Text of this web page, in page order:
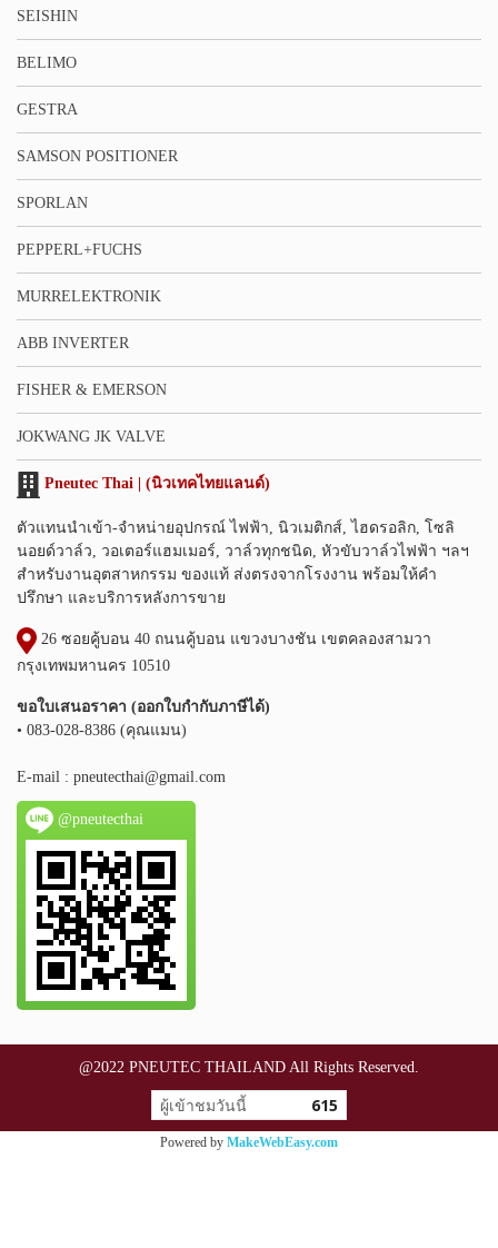
SEISHIN
BELIMO
GESTRA
SAMSON POSITIONER
SPORLAN
PEPPERL+FUCHS
MURRELEKTRONIK
ABB INVERTER
FISHER & EMERSON
JOKWANG JK VALVE
Pneutec Thai | (นิวเทคไทยแลนด์)
ตัวแทนนำเข้า-จำหน่ายอุปกรณ์ ไฟฟ้า, นิวเมติกส์, ไฮดรอลิก, โซลิ
นอยด์วาล์ว, วอเตอร์แฮมเมอร์, วาล์วทุกชนิด, หัวขับวาล์วไฟฟ้า ฯลฯ
สำหรับงานอุตสาหกรรม ของแท้ ส่งตรงจากโรงงาน พร้อมให้คำ
ปรึกษา และบริการหลังการขาย
26 ซอยคู้บอน 40 ถนนคู้บอน แขวงบางชัน เขตคลองสามวา
กรุงเทพมหานคร 10510
ขอใบเสนอราคา (ออกใบกำกับภาษีได้)
• 083-028-8386 (คุณแมน)
E-mail : pneutecthai@gmail.com
@pneutecthai
@2022 PNEUTEC THAILAND All Rights Reserved.
ผู้เข้าชมวันนี้ 615
Powered by MakeWebEasy.com